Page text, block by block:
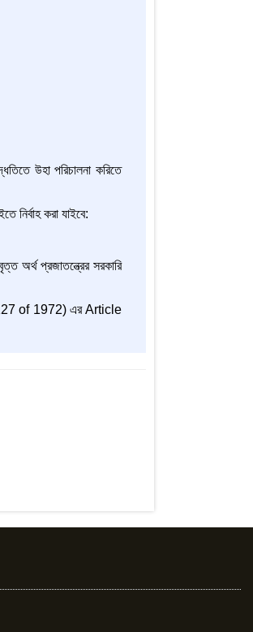
উহা পরিচালনা করিতে
নির্বাহ করা যাইবে:
অর্থ প্রজাতন্ত্রের সরকারি
of 1972) এর Article